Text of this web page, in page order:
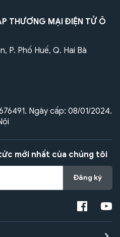
THƯƠNG MẠI ĐIỆN TỬ Ô
P. Phố Huế, Q. Hai Bà
Ngày cấp: 08/01/2024.
mới nhất của chúng tôi
Đăng ký